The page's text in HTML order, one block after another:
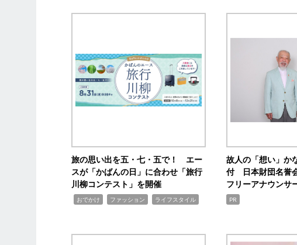
旅の思い出を五・七・五で！ エー
スが「かばんの日」に合わせ「旅行
川柳コンテスト」を開催
おでかけ ファッション ライフスタイル
故人の「想い」
付 日本財団名誉
フリーアナウンサ
PR